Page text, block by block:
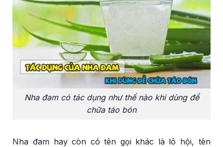
Nha đam có tác dụng như thế nào khi dùng để
chữa táo bón
Nha đam hay còn có tên gọi khác là lô hội, tên